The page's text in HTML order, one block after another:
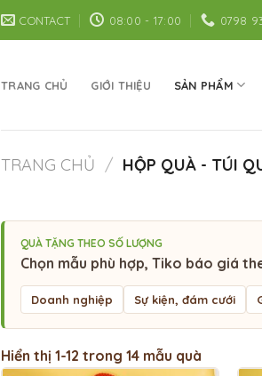
CONTACT 08:00 - 17:00 0798
TRANG CHỦ GIỚI THIỆU SẢN PHẨM
TRANG CHỦ / HỘP QUÀ - TÚI
QUÀ TẶNG THEO SỐ LƯỢNG
Chọn mẫu phù hợp, Tiko báo giá
Doanh nghiệp Sự kiện, đám cưới
Hiển thị 1-12 trong 14 mẫu quà